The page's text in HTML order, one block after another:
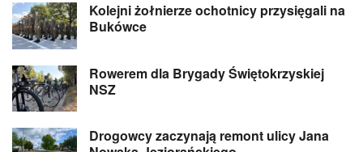
Kolejni żołnierze ochotnicy przysięgali na
Bukówce
Rowerem dla Brygady Świętokrzyskiej
NSZ
Drogowcy zaczynają remont ulicy Jana